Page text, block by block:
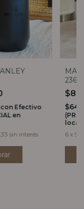
con Efectivo
en
sin interés
6 x